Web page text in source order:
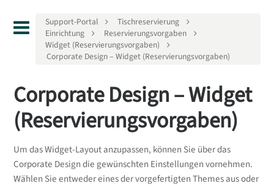
Support-Portal
Tischreservierung
Einrichtung
Reservierungsvorgaben
Widget (Reservierungsvorgaben)
Corporate Design – Widget (Reservierungsvorgaben)
Corporate Design – Widget
(Reservierungsvorgaben)
Um das Widget-Layout anzupassen, können Sie über das
Corporate Design die gewünschten Einstellungen vornehmen.
Wählen Sie entweder eines der vorgefertigten Themes aus oder